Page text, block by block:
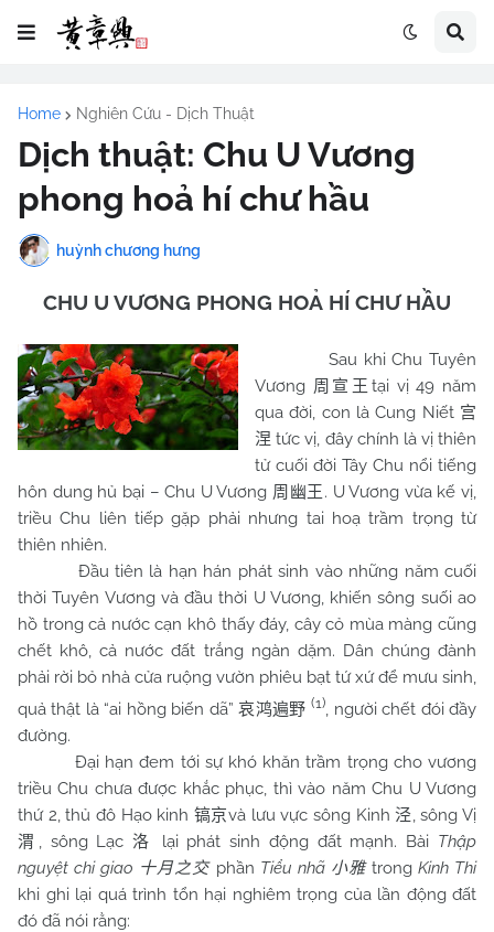
Home Nghiên Cứu - Dịch Thuật
Dịch thuật: Chu U Vương
phong hoả hí chư hầu
huỳnh chương hưng
CHU U VƯƠNG PHONG HOẢ HÍ CHƯHẦU
Sau khi Chu Tuyên
Vương 周宣王 tại vị 49 năm
qua đời, con là Cung Niết 宫
涅tức vị, đây chính là vị thiên
tử cuối đời Tây Chu nổi tiếng
hôn dung hủ bại – Chu U Vương 周幽王 . U Vương vừa kế vị,
triềuChu liên tiếp gặp phải nhưng tai hoạ trầm trọng từ
thiên nhiên.
Đầu tiên là hạn hán phát sinh vào những năm cuối
thời Tuyên Vương và đầu thời U Vương, khiến sông suối ao
hồ trong cả nước cạn khô thấy đáy, cây cỏ mùa màng cũng
chết khô, cả nước đất trắng ngàn dặm. Dân chúng đành
phải rời bỏ nhà cửa ruộng vườn phiêu bạt tứ xứ để mưu sinh,
quả thật là “ai hồng biến dã”哀鸿遍野 (1), người chết đói đầy
đường.
Đại hạn đem tới sự khó khăn trầm trọng cho vương
triều Chu chưa được khắc phục, thì vào năm Chu U Vương
thứ 2, thủ đô Hạo kinh 镐京và lưu vực sông Kinh泾, sông Vị
渭 , sông Lạc洛 lại phát sinh động đất mạnh. Bài Thập
nguyệt chi giao 十月之交 phần Tiểu nhã 小雅 trong Kinh Thi
khi ghi lại quá trình tổn hại nghiêm trọng của lần động đất
đó đã nói rằng: